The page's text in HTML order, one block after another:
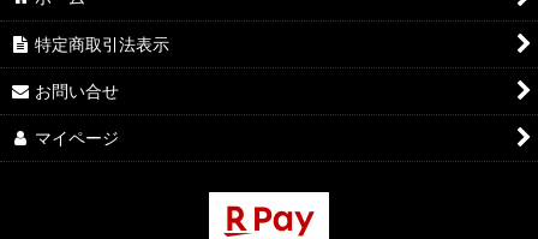
特定商取引法表示
お問い合せ
マイページ